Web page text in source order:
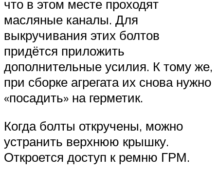
что в этом месте проходят
масляные каналы. Для
выкручивания этих болтов
придётся приложить
дополнительные усилия. К тому же,
при сборке агрегата их снова нужно
«посадить» на герметик.
Когда болты откручены, можно
устранить верхнюю крышку.
Откроется доступ к ремню ГРМ.